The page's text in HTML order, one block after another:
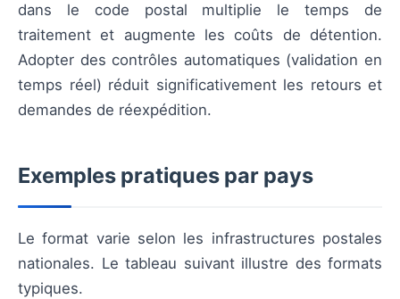
dans le code postal multiplie le temps de
traitement et augmente les coûts de détention.
Adopter des contrôles automatiques (validation en
temps réel) réduit significativement les retours et
demandes de réexpédition.
Exemples pratiques par pays
Le format varie selon les infrastructures postales
nationales. Le tableau suivant illustre des formats
typiques.